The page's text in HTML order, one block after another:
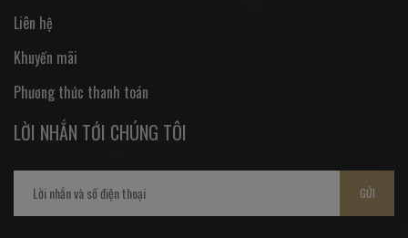
Liên hệ
Khuyến mãi
Phương thức thanh toán
LỜI NHẮN TỚI CHÚNG TÔI
GỬI